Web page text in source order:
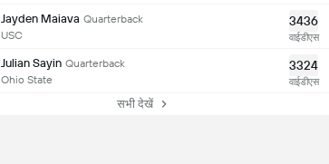
Jayden Maiava Quarterback
USC
3436
वाईडीएस
Julian Sayin Quarterback
Ohio State
3324
वाईडीएस
सभी देखें